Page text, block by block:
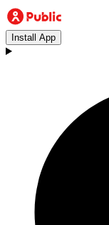
Install App